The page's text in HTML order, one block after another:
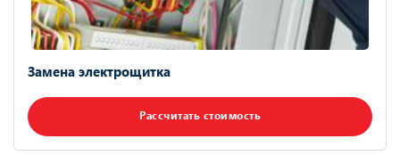
Замена электрощитка
Рассчитать стоимость